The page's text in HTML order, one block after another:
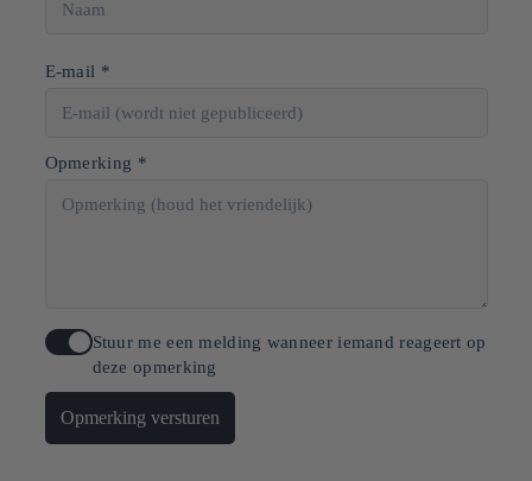
E-mail *
Opmerking *
Stuur me een melding wanneer iemand reageert op
deze opmerking
Opmerking versturen